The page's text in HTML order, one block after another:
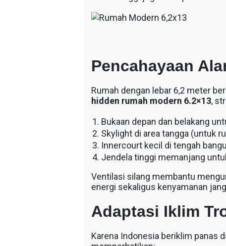
Pencahayaan
Rumah dengan lebar 6,2 meter
hidden rumah modern 6.2×13,
Bukaan depan dan belakang
Skylight di area tangga (untuk
Innercourt kecil di tengah
Jendela tinggi memanjang
Ventilasi silang membantu
energi sekaligus kenyamanan
Adaptasi Iklim
Karena Indonesia beriklim panas